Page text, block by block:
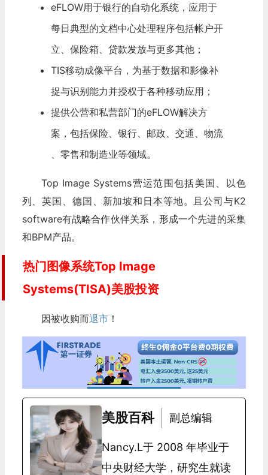
eFLOW用于银行的自动化系统，应用于
每日典型的文档中心处理程序包括帐户开
立、保险箱、贷款发放与更多其他；
TIS移动成像平台，为基于数据和影像补
捉与识别能力并授权于各种移动应用；
提供公营和私营部门的eFLOW解决方
案，包括保险、银行、邮政、交通、 物流
、零售和制造业等领域。
Top Image Systems营运范围包括美国、以色
列、英国、德国、新加坡和日本等地。且公司与K2
software有战略合作伙伴关系，形成一个先进的采集
和BPM产品。
热门图像系统Top Image
Systems(TISA)美股投资
因被收购而退市！
美股百科 副总编辑
Nancy.L于 2008 年毕业于
中央财经大学，研究生就读